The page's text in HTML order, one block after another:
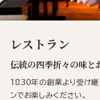
レストラン
伝統の四季折々の味と
1830年の創業より受け継
ンでお楽しみください。